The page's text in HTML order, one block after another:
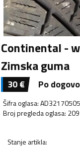
Continental -
Zimska guma
30€ Po
Šifra oglasa:
Broj pregleda oglasa:
Stanje artikla: